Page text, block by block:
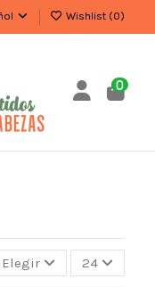
Wishlist (0)
0
Elegir 24